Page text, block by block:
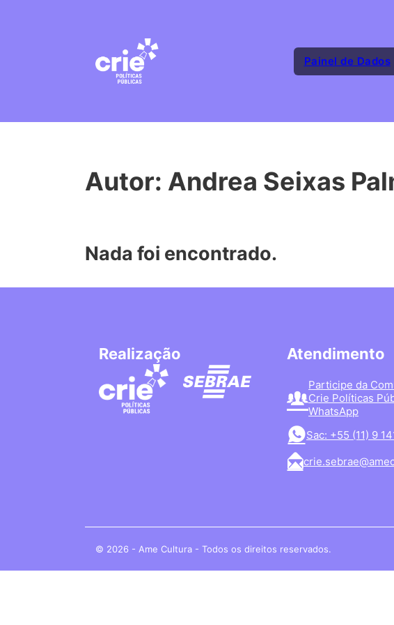
Painel de Dados
Autor: Andrea Seixas
Nada foi encontrado.
Realização Atendimento
Participe da
Crie Políticas
WhatsApp
Sac: +55 (11) 9
© 2026 - Ame Cultura - Todos os direitos reservados.